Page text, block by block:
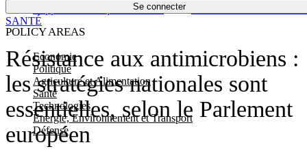
Se connecter
POLICY AREAS
Economie
Politique
Agriculture et Alimentation
Santé
Technologies
Energie, Environnement et Transport
Défense
Économie
Résistance aux antimicrobiens :
les stratégies nationales sont
essentielles, selon le Parlement
européen
SANTÉ